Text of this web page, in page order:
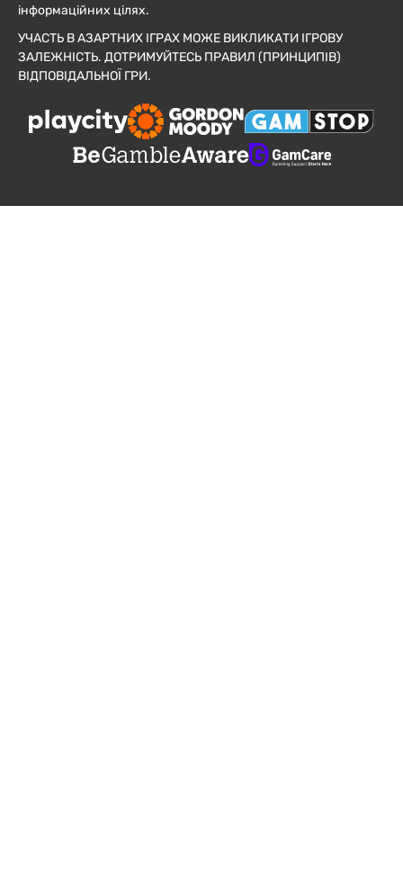
інформаційних цілях.
УЧАСТЬ В АЗАРТНИХ ІГРАХ МОЖЕ ВИКЛИКАТИ ІГРОВУ
ЗАЛЕЖНІСТЬ. ДОТРИМУЙТЕСЬ ПРАВИЛ (ПРИНЦИПІВ)
ВІДПОВІДАЛЬНОЇ ГРИ.